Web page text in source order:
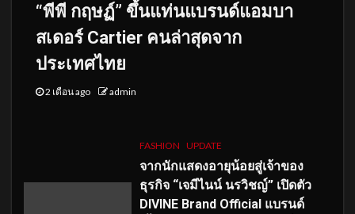
“พีพี กฤษฏ์” ขึ้นแท่นแบรนด์แอมบา
สเดอร์ Cartier คนล่าสุดจาก
ประเทศไทย
2 เดือน ago admin
FASHION UPDATE
จากนักแสดงอายุน้อยสู่เจ้าของ
ธุรกิจ “เจมีไนน์ นรวิชญ์” เปิดตัว
DIVINE Brand Official แบรนด์